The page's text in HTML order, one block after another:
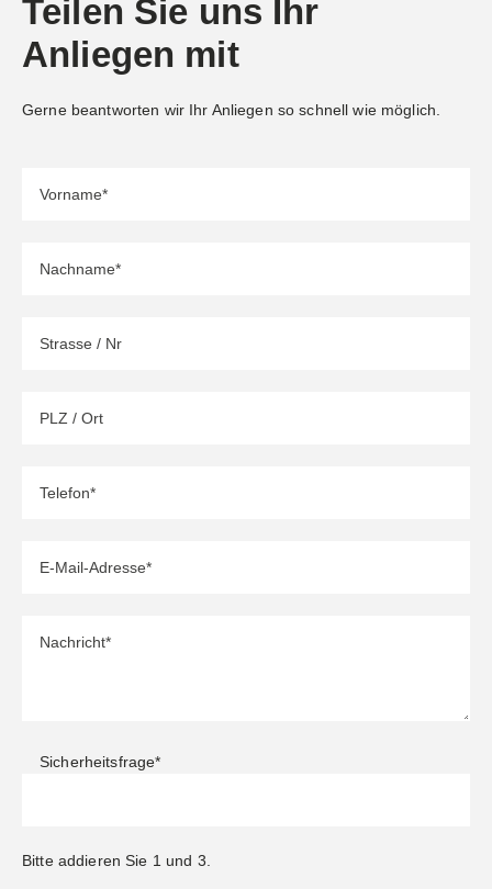
Teilen Sie uns Ihr
Anliegen mit
Gerne beantworten wir Ihr Anliegen so schnell wie möglich.
Sicherheitsfrage*
Bitte addieren Sie 1 und 3.